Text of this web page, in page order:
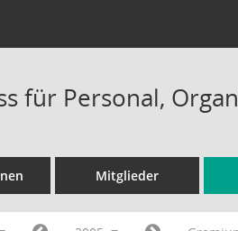
für Personal,
Mitglieder